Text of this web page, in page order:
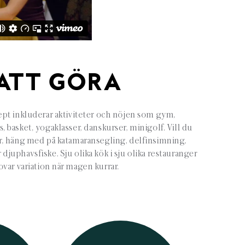
GÖRA
inkluderar aktiviteter och nöjen som gym,
basket, yogaklasser, danskurser, minigolf. Vill du
häng med på katamaransegling, delfinsimning,
Sju olika kök i sju olika restauranger
variation när magen kurrar.